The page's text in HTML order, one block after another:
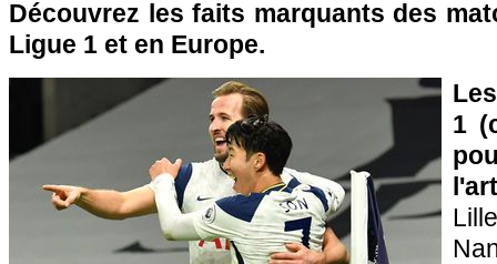
Découvrez les faits marquants des
Ligue 1 et en Europe.
1